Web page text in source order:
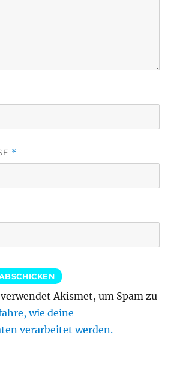
*
Akismet, um Spam zu
wie deine
verarbeitet werden.